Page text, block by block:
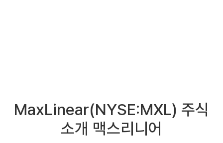
MaxLinear(NYSE:MXL) 주식
소개 맥스리니어